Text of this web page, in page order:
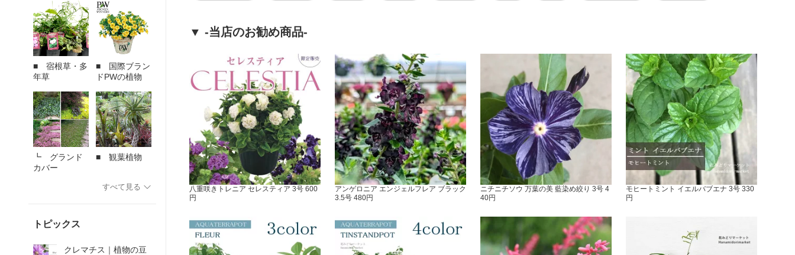
■ 宿根草・多
年草
■ 国際ブラン
ドPWの植物
┗ グランド
カバー
■ 観葉植物
すべて見る
トピックス
クレマチス｜植物の豆
▼ -当店のお勧め商品-
八重咲きトレニア セレスティア 3号 600
円
アンゲロニア エンジェルフレア ブラック
3.5号 480円
ニチニチソウ 万葉の美 藍染め絞り 3号 4
40円
モヒートミント イエルバブエナ 3号 330
円